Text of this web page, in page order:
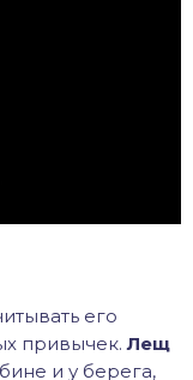
его
привычек.Лещ
и у берега,